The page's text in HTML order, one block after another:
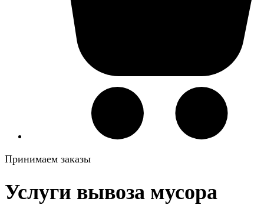
Принимаем заказы
Услуги вывоза мусора